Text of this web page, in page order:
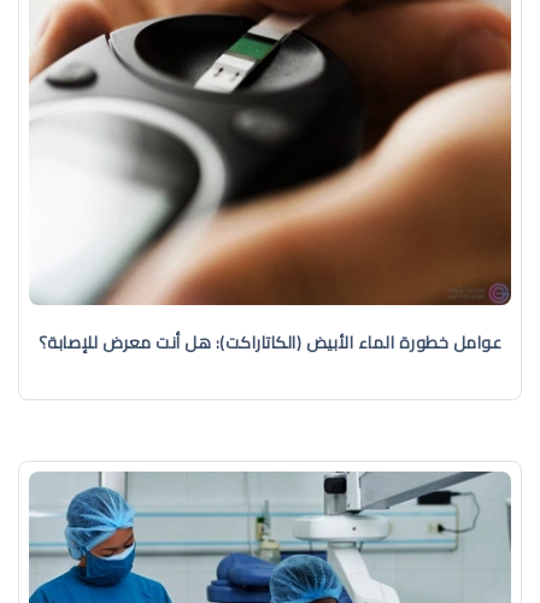
عوامل خطورة الماء الأبيض (الكاتاراكت): هل أنت معرض للإصابة؟